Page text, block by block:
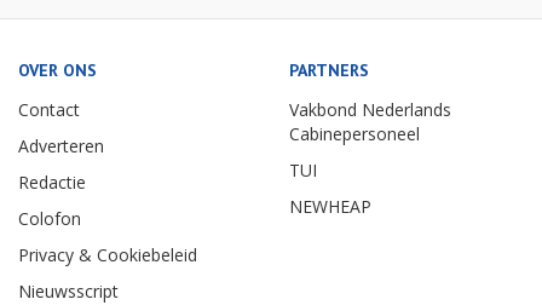
OVER ONS
Contact
Adverteren
Redactie
Colofon
Privacy & Cookiebeleid
Nieuwsscript
PARTNERS
Vakbond Nederlands
Cabinepersoneel
TUI
NEWHEAP